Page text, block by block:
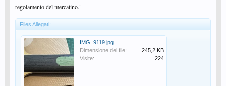
regolamento del mercatino."
Files Allegati:
IMG_9119.jpg
Dimensione del file:
245,2 KB
Visite:
224